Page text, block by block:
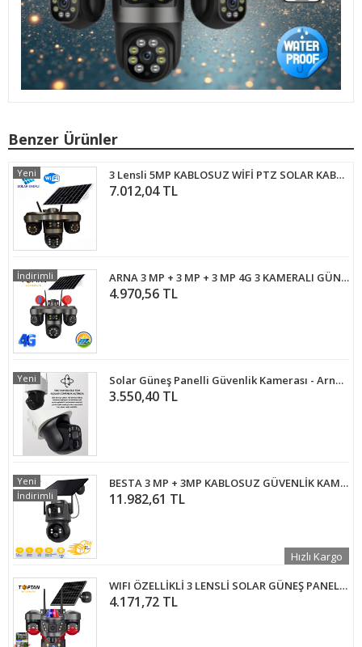
Benzer Ürünler
3 Lensli 5MP KABLOSUZ WİFİ PTZ SOLAR KABLOSUZ GÜVENLİK KAMERASI
7.012,04 TL
Yeni
ARNA 3 MP + 3 MP + 3 MP 4G 3 KAMERALI GÜNEŞ ENERJİLİ SOLAR GÜVENLİK KAMERASI 5'Lİ PAKET - ARN-42S5
4.970,56 TL
İndirimli
Solar Güneş Panelli Güvenlik Kamerası - Arna2073
3.550,40 TL
Yeni
BESTA 3 MP + 3MP KABLOSUZ GÜVENLİK KAMERASI ÇİFT KAMERALI WİFİ SOLAR BS-2091
11.982,61 TL
Yeni
İndirimli
Hızlı Kargo
WIFI ÖZELLİKLİ 3 LENSLİ SOLAR GÜNEŞ PANELLİ KABLOSUZ GÜVENLİK KAMERASI RX-66WS
4.171,72 TL